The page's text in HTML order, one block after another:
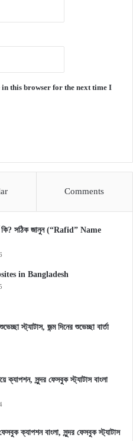
in this browser for the next time I
Comments
কি? সঠিক জানুন (“Rafid” Name
in Bangladesh
স্ট্যাটাস, জন্ম দিনের শুভেচ্ছা বার্তা
ক্যাপশন, সুন্দর ফেসবুক স্ট্যাটাস বাংলা
ক্যাপশন বাংলা, সুন্দর ফেসবুক স্ট্যাটাস